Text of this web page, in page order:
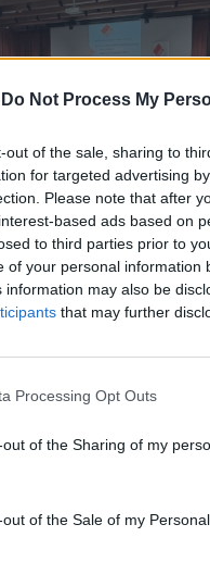
Do Not Process My
out of the sale, sharing to
for targeted advertising
Please note that after
based ads based on
to third parties prior to
of your personal information
information may also be
that may further
Processing Opt Outs
of the Sharing of my
of the Sale of my Personal
1 di 8
supsi